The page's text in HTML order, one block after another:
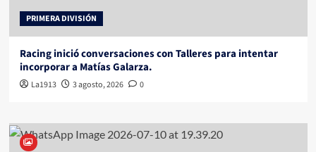
PRIMERA DIVISIÓN
Racing inició conversaciones con Talleres para intentar
incorporar a Matías Galarza.
La1913 3 agosto, 2026 0